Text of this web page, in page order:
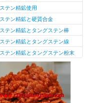
テン精鉱使用
テン精鉱と硬質合金
テン精鉱とタングステン棒
テン精鉱とタングステン線
テン精鉱とタングステン粉末